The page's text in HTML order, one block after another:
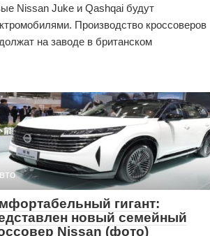
Nissan Juke и Qashqai будут
Производство кроссоверов
на заводе в британском
гигант:
новый семейный
Nissan (фото)